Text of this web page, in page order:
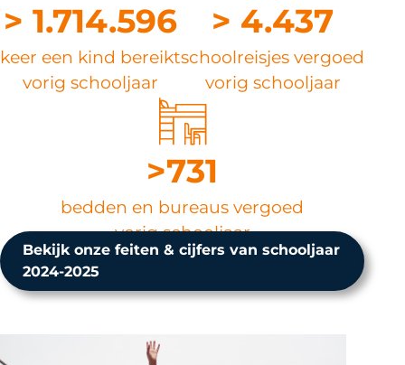
> 1.714.596
keer een kind bereikt
vorig schooljaar
> 4.437
schoolreisjes vergoed
vorig schooljaar
>731
bedden en bureaus vergoed
vorig schooljaar
Bekijk onze feiten & cijfers van schooljaar
2024-2025